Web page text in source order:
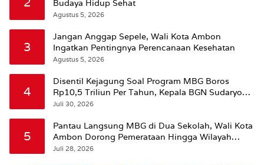
Budaya Hidup Sehat
Agustus 5, 2026
3
Jangan Anggap Sepele, Wali Kota Ambon
Ingatkan Pentingnya Perencanaan Kesehatan
Agustus 5, 2026
4
Disentil Kejagung Soal Program MBG Boros
Rp10,5 Triliun Per Tahun, Kepala BGN Sudaryono
Beri Penjelasan
Juli 30, 2026
5
Pantau Langsung MBG di Dua Sekolah, Wali Kota
Ambon Dorong Pemerataan Hingga Wilayah
Leitimur Selatan
Juli 28, 2026